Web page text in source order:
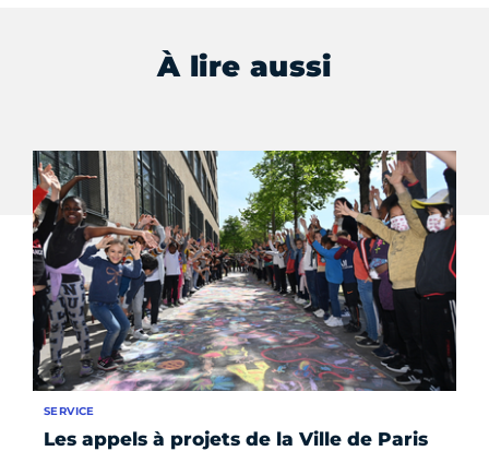
À lire aussi
Les appels à projets de la Ville de Paris
SERVICE